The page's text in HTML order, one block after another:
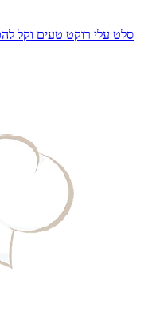
סלט עלי רוקט טעים וקל